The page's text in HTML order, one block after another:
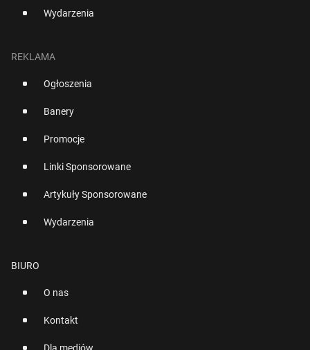
Wydarzenia
REKLAMA
Ogłoszenia
Banery
Promocje
Linki Sponsorowane
Artykuły Sponsorowane
Wydarzenia
BIURO
O nas
Kontakt